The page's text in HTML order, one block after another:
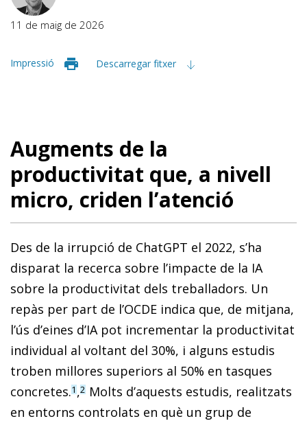
11 de maig de 2026
Impressió Descarregar fitxer
Augments de la
productivitat que, a nivell
micro, criden l’atenció
Des de la irrupció de ChatGPT el 2022, s’ha
disparat la recerca sobre l’impacte de la IA
sobre la productivitat dels treballadors. Un
repàs per part de l’OCDE indica que, de mitjana,
l’ús d’eines d’IA pot incrementar la productivitat
individual al voltant del 30%, i alguns estudis
troben millores superiors al 50% en tasques
concretes.1 ,2 Molts d’aquests estudis, realitzats
en entorns controlats en què un grup de